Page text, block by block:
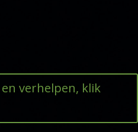
verhelpen, klik